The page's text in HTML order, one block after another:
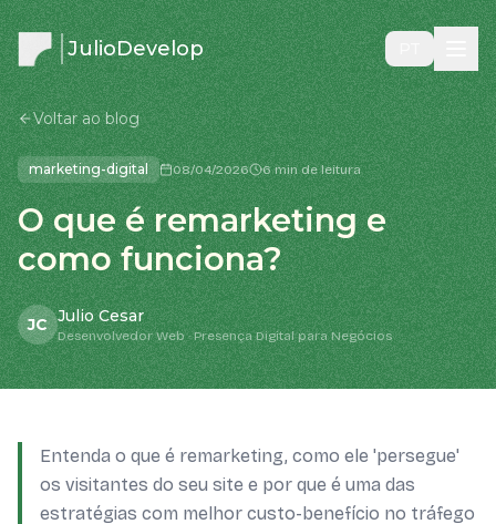
JulioDevelop
Voltar ao blog
marketing-digital 08/04/2026 6 min de leitura
O que é remarketing e
como funciona?
JC Julio Cesar
Desenvolvedor Web · Presença Digital para Negócios
Entenda o que é remarketing, como ele 'persegue'
os visitantes do seu site e por que é uma das
estratégias com melhor custo-benefício no tráfego